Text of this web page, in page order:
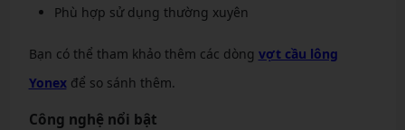
Phù hợp sử dụng thường xuyên
Bạn có thể tham khảo thêm các dòng vợt cầu lông
Yonexđể so sánh thêm.
Công nghệ nổi bật